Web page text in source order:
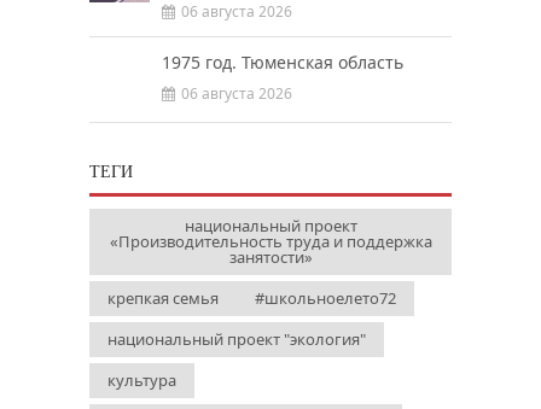
06 августа 2026
1975 год. Тюменская область
06 августа 2026
ТЕГИ
национальный проект
«Производительность труда и поддержка
занятости»
крепкая семья
#школьноелето72
национальный проект "экология"
культура